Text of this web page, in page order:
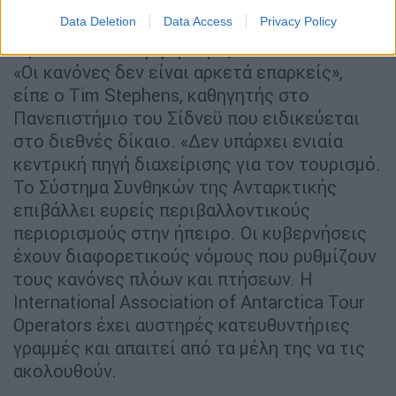
Data Deletion Data Access Privacy Policy
στα ύδατά της. Ωστόσο, ο τουρισμός
εξακολουθεί να μην ρυθμίζεται σωστά.
«Οι κανόνες δεν είναι αρκετά επαρκείς»,
είπε ο Tim Stephens, καθηγητής στο
Πανεπιστήμιο του Σίδνεϋ που ειδικεύεται
στο διεθνές δίκαιο. «Δεν υπάρχει ενιαία
κεντρική πηγή διαχείρισης για τον τουρισμό.
Το Σύστημα Συνθηκών της Ανταρκτικής
επιβάλλει ευρείς περιβαλλοντικούς
περιορισμούς στην ήπειρο. Οι κυβερνήσεις
έχουν διαφορετικούς νόμους που ρυθμίζουν
τους κανόνες πλόων και πτήσεων. Η
International Association of Antarctica Tour
Operators έχει αυστηρές κατευθυντήριες
γραμμές και απαιτεί από τα μέλη της να τις
ακολουθούν.